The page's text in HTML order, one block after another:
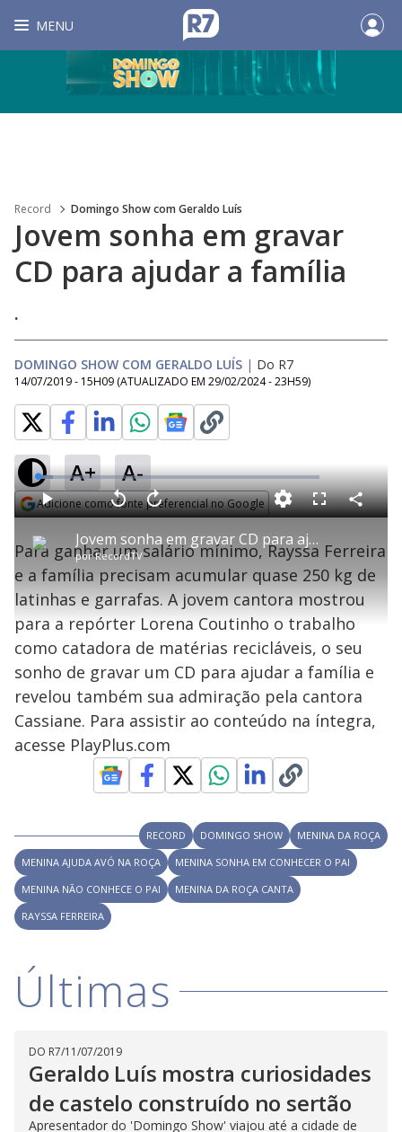
MENU
Record Domingo Show com Geraldo Luís
Jovem sonha em gravar
CD para ajudar a família
.
DOMINGO SHOW COM GERALDO LUÍS | Do R7
14/07/2019 - 15H09 (ATUALIZADO EM 29/02/2024 - 23H59)
A+ A-
Adicione como fonte preferencial no Google
P
l
a
y
V
i
d
e
o
Jovem sonha em gravar CD para ajudar a família
porRecordTV
P V
t
a
r
0
e
g
n
d
s
A
n
ç
a
1
s
e
u
n
o
s
u
d
o
L
o
a
d
e
5
.
5
1
%
F
r
e
n
C
o
a
r
a
Para ganhar um salário mínimo, Rayssa Ferreira
e a família precisam acumular quase 250 kg de
latinhas e garrafas. A jovem cantora mostrou
para a repórter Lorena Coutinho o trabalho
como catadora de matérias recicláveis, o seu
sonho de gravar um CD para ajudar a família e
revelou também sua admiração pela cantora
Cassiane. Para assistir ao conteúdo na íntegra,
acesse PlayPlus.com
RECORD DOMINGO SHOW
MENINA DA ROÇA
MENINA AJUDA AVÓ NA ROÇA
MENINA SONHA EM CONHECER O PAI
MENINA NÃO CONHECE O PAI
MENINA DA ROÇA CANTA
RAYSSA FERREIRA
Últimas
DO R7/11/07/2019
Geraldo Luís mostra curiosidades
de castelo construído no sertão
Apresentador do 'Domingo Show' viajou até a cidade de